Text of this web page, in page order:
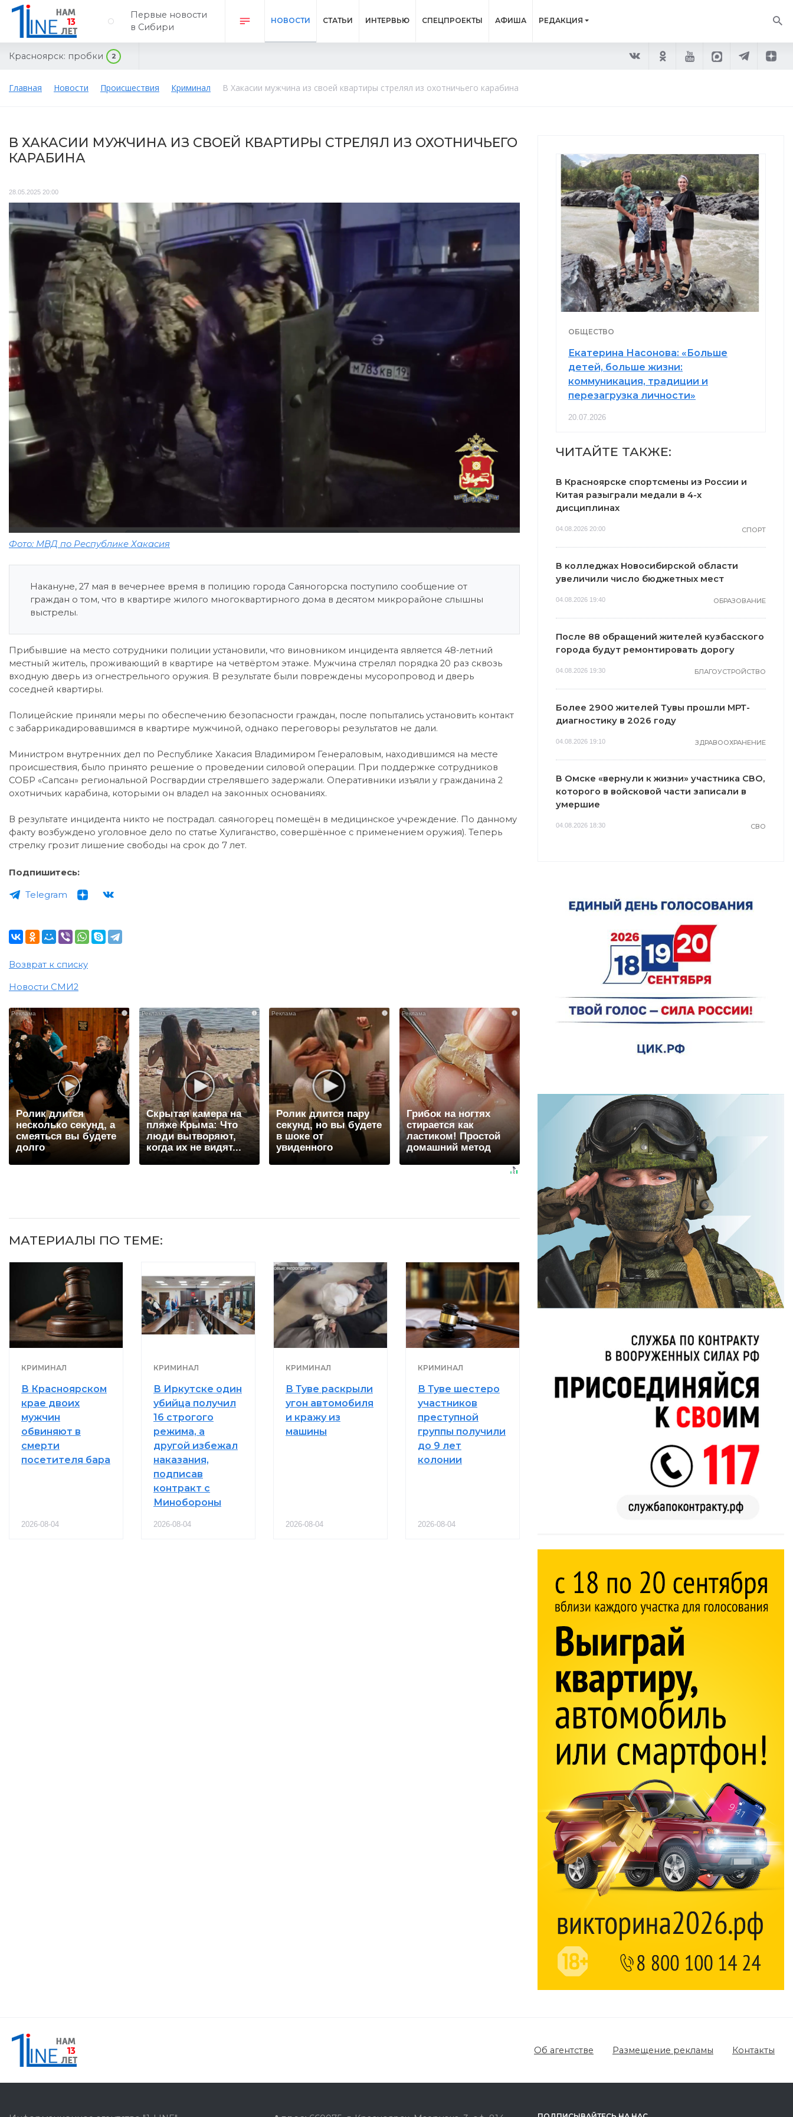
Первые новости
в Сибири
НОВОСТИ СТАТЬИ ИНТЕРВЬЮ СПЕЦПРОЕКТЫ АФИША РЕДАКЦИЯ
Красноярск: пробки 2
Главная Новости Происшествия Криминал В Хакасии мужчина из своей квартиры стрелял из охотничьего карабина
В ХАКАСИИ МУЖЧИНА ИЗ СВОЕЙ КВАРТИРЫ СТРЕЛЯЛ ИЗ ОХОТНИЧЬЕГО
КАРАБИНА
28.05.2025 20:00
Фото: МВД по Республике Хакасия
Накануне, 27 мая в вечернее время в полицию города Саяногорска поступило сообщение от
граждан о том, что в квартире жилого многоквартирного дома в десятом микрорайоне слышны
выстрелы.
Прибывшие на место сотрудники полиции установили, что виновником инцидента является 48-летний
местный житель, проживающий в квартире на четвёртом этаже. Мужчина стрелял порядка 20 раз сквозь
входную дверь из огнестрельного оружия. В результате были повреждены мусоропровод и дверь
соседней квартиры.
Полицейские приняли меры по обеспечению безопасности граждан, после попытались установить контакт
с забаррикадировавшимся в квартире мужчиной, однако переговоры результатов не дали.
Министром внутренних дел по Республике Хакасия Владимиром Генераловым, находившимся на месте
происшествия, было принято решение о проведении силовой операции. При поддержке сотрудников
СОБР «Сапсан» региональной Росгвардии стрелявшего задержали. Оперативники изъяли у гражданина 2
охотничьих карабина, которыми он владел на законных основаниях.
В результате инцидента никто не пострадал. саяногорец помещён в медицинское учреждение. По данному
факту возбуждено уголовное дело по статье Хулиганство, совершённое с применением оружия). Теперь
стрелку грозит лишение свободы на срок до 7 лет.
Подпишитесь:
Telegram
Возврат к списку
Новости СМИ2
i
Ролик длится
несколько секунд, а
смеяться вы будете
долго
i
Скрытая камера на
пляже Крыма: Что
люди вытворяют,
когда их не видят...
i
Ролик длится пару
секунд, но вы будете
в шоке от
увиденного
i
Грибок на ногтях
стирается как
ластиком! Простой
домашний метод
МАТЕРИАЛЫ ПО ТЕМЕ:
КРИМИНАЛ
В Красноярском
крае двоих
мужчин
обвиняют в
смерти
посетителя бара
2026-08-04
КРИМИНАЛ
В Иркутске один
убийца получил
16 строгого
режима, а
другой избежал
наказания,
подписав
контракт с
Минобороны
2026-08-04
КРИМИНАЛ
В Туве раскрыли
угон автомобиля
и кражу из
машины
2026-08-04
КРИМИНАЛ
В Туве шестеро
участников
преступной
группы получили
до 9 лет
колонии
2026-08-04
ОБЩЕСТВО
Екатерина Насонова: «Больше
детей, больше жизни:
коммуникация, традиции и
перезагрузка личности»
20.07.2026
ЧИТАЙТЕ ТАКЖЕ:
В Красноярске спортсмены из России и
Китая разыграли медали в 4-х
дисциплинах
04.08.2026 20:00 СПОРТ
В колледжах Новосибирской области
увеличили число бюджетных мест
04.08.2026 19:40 ОБРАЗОВАНИЕ
После 88 обращений жителей кузбасского
города будут ремонтировать дорогу
04.08.2026 19:30 БЛАГОУСТРОЙСТВО
Более 2900 жителей Тувы прошли МРТ-
диагностику в 2026 году
04.08.2026 19:10 ЗДРАВООХРАНЕНИЕ
В Омске «вернули к жизни» участника СВО,
которого в войсковой части записали в
умершие
04.08.2026 18:30 СВО
Об агентстве Размещение рекламы Контакты